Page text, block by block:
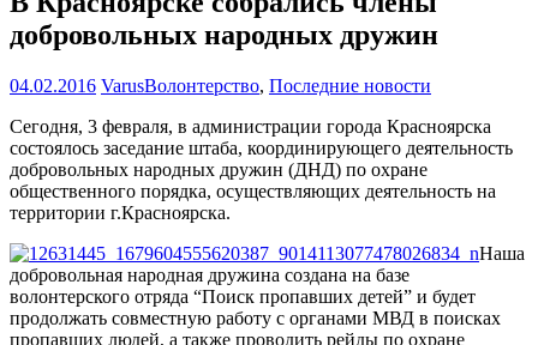
добровольных народных дружин
04.02.2016 VarusВолонтерство, Последние новости
Сегодня, 3 февраля, в администрации города Красноярска
состоялось заседание штаба, координирующего деятельность
добровольных народных дружин (ДНД) по охране
общественного порядка, осуществляющих деятельность на
территории г.Красноярска.
Наша
добровольная народная дружина создана на базе
волонтерского отряда “Поиск пропавших детей” и будет
продолжать совместную работу с органами МВД в поисках
пропавших людей, а также проводить рейды по охране